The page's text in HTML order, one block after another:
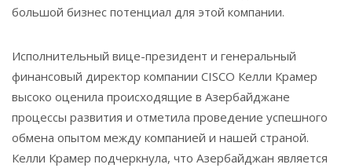
большой бизнес потенциал для этой компании.
Исполнительный вице-президент и генеральный
финансовый директор компании CISCO Келли Крамер
высоко оценила происходящие в Азербайджане
процессы развития и отметила проведение успешного
обмена опытом между компанией и нашей страной.
Келли Крамер подчеркнула, что Азербайджан является